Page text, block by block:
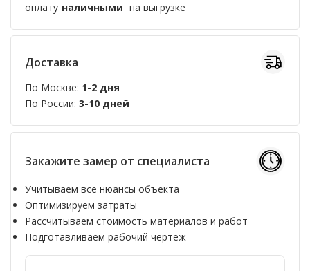
оплату наличными на выгрузке
Доставка
По Москве: 1-2 дня
По России: 3-10 дней
Закажите замер от специалиста
Учитываем все нюансы объекта
Оптимизируем затраты
Рассчитываем стоимость материалов и работ
Подготавливаем рабочий чертеж